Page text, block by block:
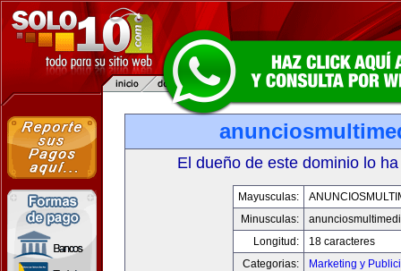
El dueño de este dominio lo
Mayusculas:
Minusculas:
Longitud:
18 caracteres
Categorias:
Marketing y